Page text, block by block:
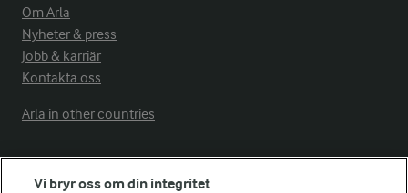
Om Arla
Nyheter & press
Jobb & karriär
Kontakta oss
Arla in other countries
Fler Arlasajter
Vi bryr oss om din integritet